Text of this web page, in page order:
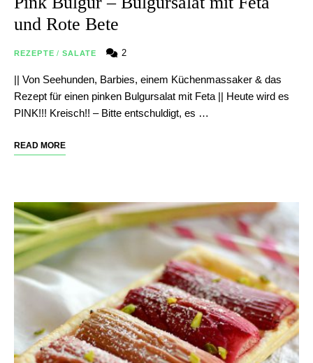
und Rote Bete
REZEPTE / SALATE 2
|| Von Seehunden, Barbies, einem Küchenmassaker & das
Rezept für einen pinken Bulgursalat mit Feta || Heute wird es
PINK!!! Kreisch!! – Bitte entschuldigt, es …
READ MORE